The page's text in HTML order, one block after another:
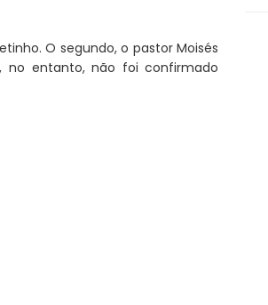
O segundo, o pastor Moisés
no entanto, não foi confirmado